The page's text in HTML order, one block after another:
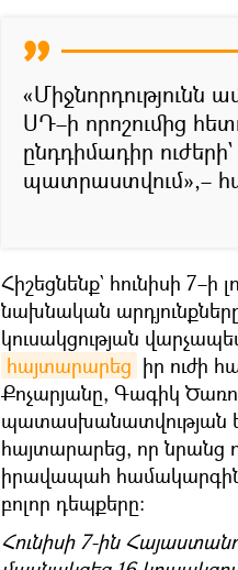
«Միջնորդությունն
ՍԴ–ի որոշումից
ընդդիմադիր
պատրաստվում»,–
Հիշեցնենք` հունիսի 7–ի
նախնական
կուսակցության
հայտարարեց իր ուժի
Քոչարյանը, Գագիկ
պատասխանատվության
հայտարարեց, որ նրանց
իրավապահ
բոլոր դեպքերը։
Հունիսի 7-ին